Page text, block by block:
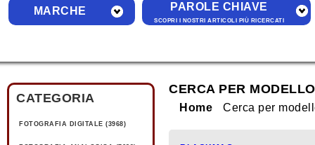
MARCHE PAROLE CHIAVE
SCOPRI I NOSTRI ARTICOLI PIÙ RICERCATI
CATEGORIA
FOTOGRAFIA DIGITALE (3968)
CERCA PER
Home Cerca per